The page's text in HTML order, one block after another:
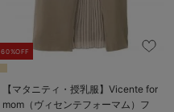
60%OFF
【マタニティ・授乳服】Vicente for
mom（ヴィセンテフォーマム）フ